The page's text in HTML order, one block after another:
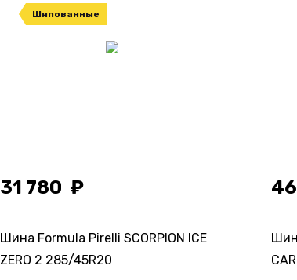
Шипованные
31 780
Шина Formula Pirelli SCORPION ICE
ZERO 2 285/45R20
CAR